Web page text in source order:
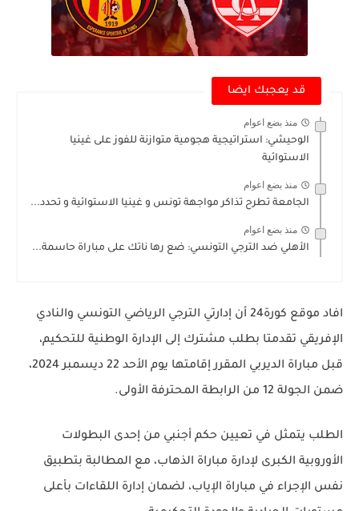
قد يعجبك ايضا
منذ بضع اعوام
الوحيشي: استراتيجية هجومية متوازنة للفوز على غينيا
الاستوائية
منذ بضع اعوام
الجامعة تطرح تذاكر مواجهة تونس و غينيا الاستوائية و تحدد...
منذ بضع اعوام
الأهلي ضد الترجي التونسي: ضع رها ناتك على مباراة حاسمة...
افاد موقع كورة24 أن إدارتي الترجي الرياضي التونسي والنادي
الإفريقي تقدمتا بطلب مشترك إلى الإدارة الوطنية للتحكيم،
قبل مباراة الديربي المقرر إقامتها يوم الأحد 22 ديسمبر 2024،
ضمن الجولة 12 من الرابطة المحترفة الأولى.
الطلب يتمثل في تعيين حكم أجنبي من إحدى البطولات
الأوروبية الكبرى لإدارة مباراة الذهاب، مع المطالبة بتطبيق
نفس الإجراء في مباراة الإياب، لضمان إدارة اللقاءات بأعلى